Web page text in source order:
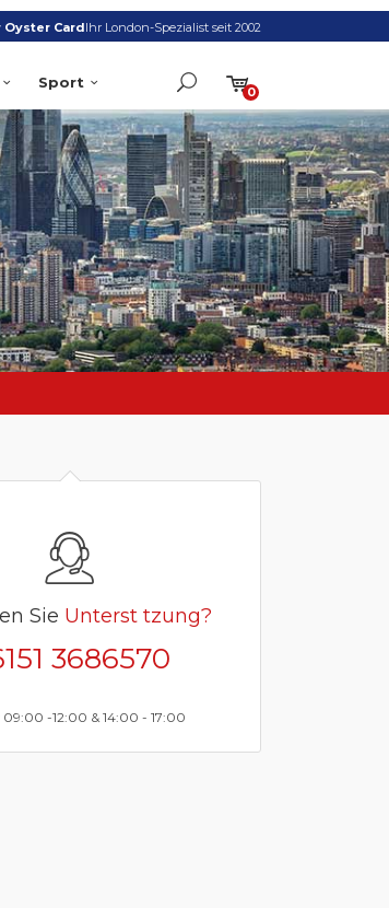
CardIhr London-Spezialist seit 2002
Sport
0
Sie Unterst tzung?
3686570
09:00 -12:00 & 14:00 - 17:00